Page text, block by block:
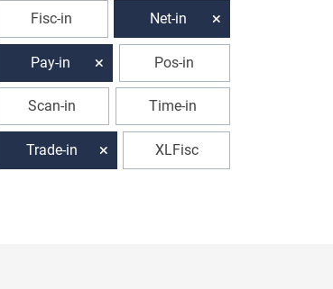
Fisc-in Net-in
Pay-in Pos-in
Scan-in Time-in
Trade-in XLFisc